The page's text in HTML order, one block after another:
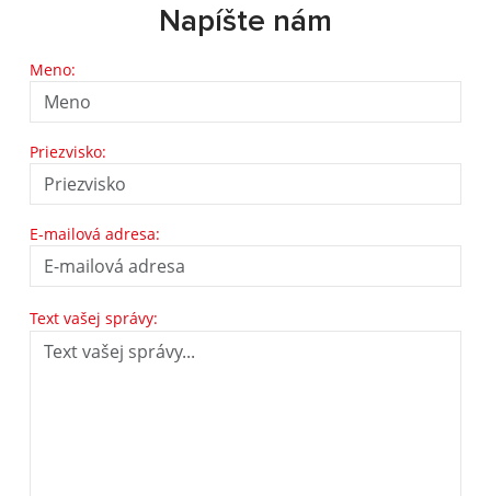
Napíšte nám
Meno:
Priezvisko:
E-mailová adresa:
Text vašej správy: